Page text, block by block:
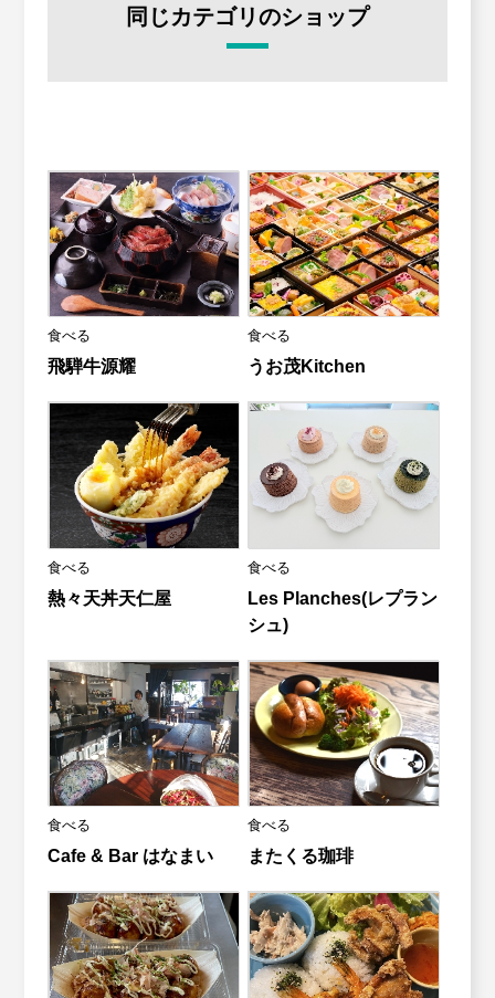
同じカテゴリのショップ
食べる
飛騨牛源耀
食べる
うお茂Kitchen
食べる
熱々天丼天仁屋
食べる
Les Planches(レプラン
シュ)
食べる
Cafe & Bar はなまい
食べる
またくる珈琲